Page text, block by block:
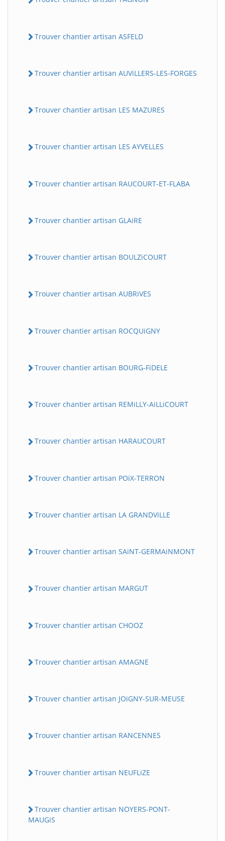
Trouver chantier artisan ASFELD
Trouver chantier artisan AUViLLERS-LES-FORGES
Trouver chantier artisan LES MAZURES
Trouver chantier artisan LES AYVELLES
Trouver chantier artisan RAUCOURT-ET-FLABA
Trouver chantier artisan GLAiRE
Trouver chantier artisan BOULZiCOURT
Trouver chantier artisan AUBRiVES
Trouver chantier artisan ROCQUiGNY
Trouver chantier artisan BOURG-FiDELE
Trouver chantier artisan REMiLLY-AiLLiCOURT
Trouver chantier artisan HARAUCOURT
Trouver chantier artisan POiX-TERRON
Trouver chantier artisan LA GRANDViLLE
Trouver chantier artisan SAiNT-GERMAiNMONT
Trouver chantier artisan MARGUT
Trouver chantier artisan CHOOZ
Trouver chantier artisan AMAGNE
Trouver chantier artisan JOiGNY-SUR-MEUSE
Trouver chantier artisan RANCENNES
Trouver chantier artisan NEUFLiZE
Trouver chantier artisan NOYERS-PONT-
MAUGiS